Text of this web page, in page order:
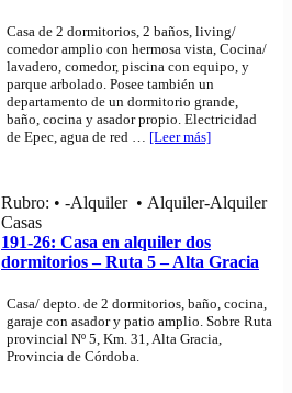
Casa de 2 dormitorios, 2 baños, living/
comedor amplio con hermosa vista, Cocina/
lavadero, comedor, piscina con equipo, y
parque arbolado. Posee también un
departamento de un dormitorio grande,
baño, cocina y asador propio. Electricidad
de Epec, agua de red
[Leer más]
Rubro: • -Alquiler • Alquiler-Alquiler
Casas
191-26: Casa en alquiler dos
dormitorios – Ruta 5 – Alta Gracia
Casa/ depto. de 2 dormitorios, baño, cocina,
garaje con asador y patio amplio. Sobre Ruta
provincial Nº 5, Km. 31, Alta Gracia,
Provincia de Córdoba.